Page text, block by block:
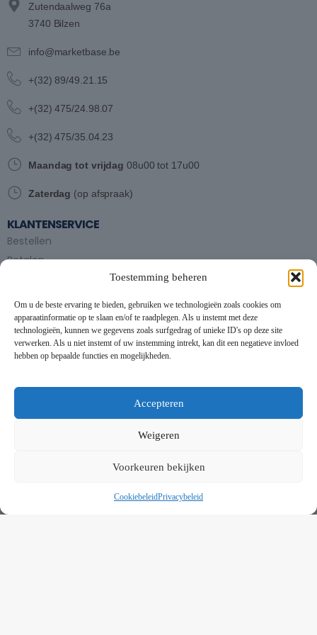
Toestemming beheren
Om u de beste ervaring te bieden, gebruiken we technologieën zoals cookies om
apparaatinformatie op te slaan en/of te raadplegen. Als u instemt met deze
technologieën, kunnen we gegevens zoals surfgedrag of unieke ID's op deze site
verwerken. Als u niet instemt of uw instemming intrekt, kan dit een negatieve invloed
hebben op bepaalde functies en mogelijkheden.
Accepteren
Weigeren
Voorkeuren bekijken
CookiebeleidPrivacybeleid
Zutendaalweg 76a
3740 Bilzen
info@marketbase.be
+(32) 89/49.21.15
+(32) 475/24.98.07
+(32) 475/35.04.23
Maandag tot vrijdag 08u00 tot 17u00
Zaterdag (op afspraak)
KLANTENSERVICE
Bestellen
Betalen
Partytent huren
Handleiding partytenten
VOORWAARDEN
Algemene voorwaarden
Privacybeleid
Contact
Schrijf je in op onze nieuwsbrief en blijf op de hoogte van
This website uses cookies to improve your experience. By using
this website you agree to ourData Protection Policy